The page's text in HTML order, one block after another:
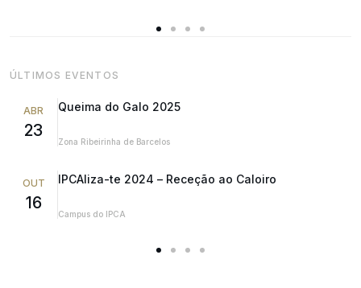
ÚLTIMOS EVENTOS
ABR
23
Queima do Galo 2025
Zona Ribeirinha de Barcelos
OUT
16
IPCAliza-te 2024 – Receção ao Caloiro
Campus do IPCA